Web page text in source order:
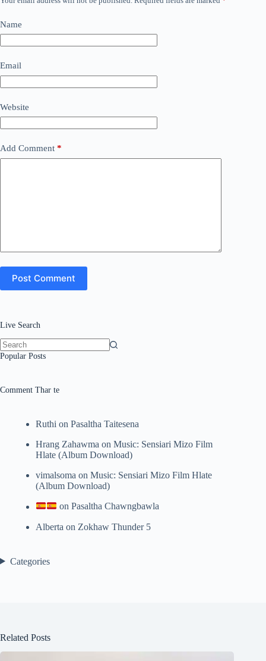
Name
Email
Website
Add Comment *
Post Comment
Live Search
No
Popular Posts
Comment Thar te
Ruthi on Pasaltha Taitesena
Hrang Zahawma on Music: Sensiari Mizo Film
Hlate (Album Download)
vimalsoma on Music: Sensiari Mizo Film Hlate
(Album Download)
onPasaltha Chawngbawla
Alberta on Zokhaw Thunder 5
Categories
Related Posts